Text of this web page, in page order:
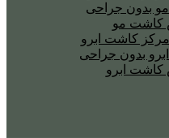
بدون جراحی
کاشت مو
مرکز کاشت ابرو
بدون جراحی
ابرو